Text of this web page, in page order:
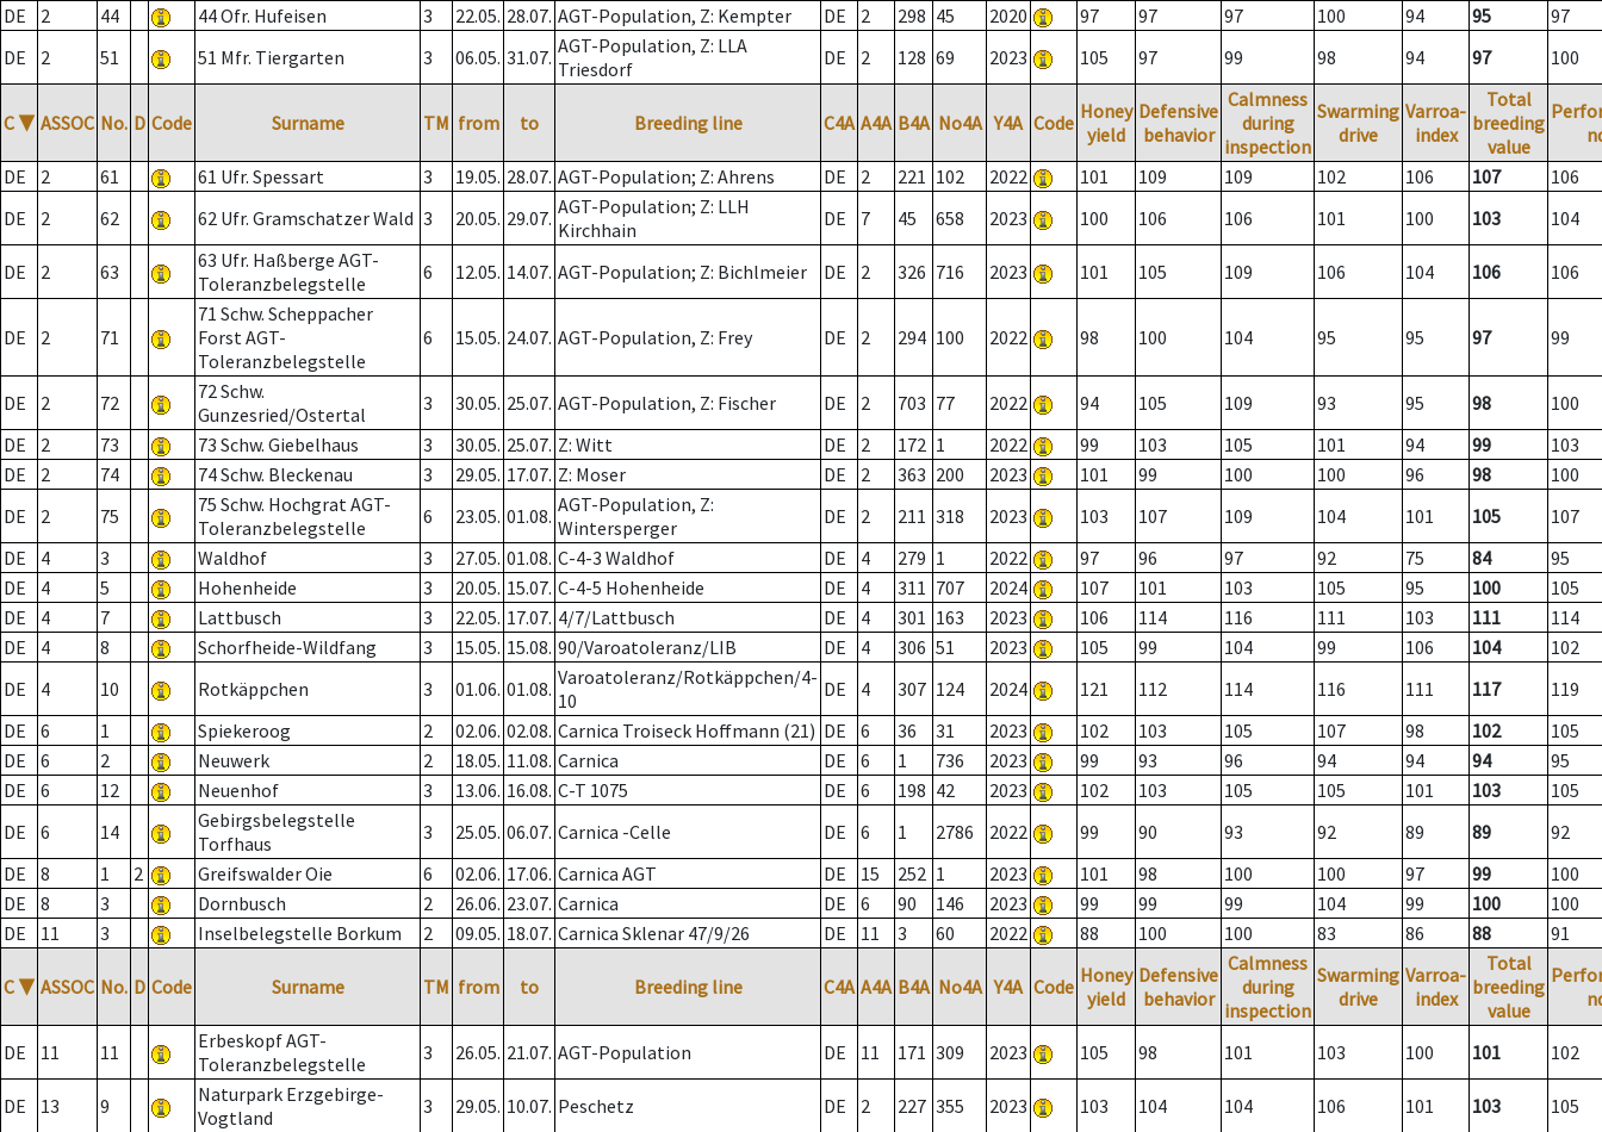
DE
2 44 44 Ofr. Hufeisen 3 22.05. 28.07. AGT-Population, Z: Kempter DE 2 298 45 2020 97 97 97 100 94 95
97
DE
2 51 51 Mfr. Tiergarten 3 06.05. 31.07. AGT-Population, Z: LLA
Triesdorf
DE 2 128 69 2023 105 97 99 98 94 97 100
C ▼ ASSOC No. D Code Surname TM from to Breeding line C4A A4A B4A No4A Y4A Code Honey
yield
Defensive
behavior
Calmness
during
inspection
Swarming
drive
Varroa-
index
Total
breeding
value
DE
2 61 61 Ufr. Spessart 3 19.05. 28.07. AGT-Population; Z: Ahrens DE 2 221 102 2022 101 109 109 102 106 107
106
DE
2 62 62 Ufr. Gramschatzer Wald 3 20.05. 29.07. AGT-Population; Z: LLH
Kirchhain
DE 7 45 658 2023 100 106 106 101 100 103 104
DE 2 63
63 Ufr. Haßberge AGT-
Toleranzbelegstelle
6 12.05. 14.07. AGT-Population; Z: Bichlmeier DE 2 326 716 2023 101 105 109 106 104 106 106
DE 2 71
71 Schw. Scheppacher
Forst AGT-
Toleranzbelegstelle
6 15.05. 24.07. AGT-Population, Z: Frey DE 2 294 100 2022 98 100 104 95 95 97 99
DE 2 72
72 Schw.
Gunzesried/Ostertal
3 30.05. 25.07. AGT-Population, Z: Fischer DE 2 703 77 2022 94 105 109 93 95 98
100
DE
2 73 73 Schw. Giebelhaus 3 30.05. 25.07. Z: Witt DE 2 172 1 2022 99 103 105 101 94 99
103
DE
2 74 74 Schw. Bleckenau 3 29.05. 17.07. Z: Moser DE 2 363 200 2023 101 99 100 100 96 98
100
DE
2 75
75 Schw. Hochgrat AGT-
Toleranzbelegstelle
6 23.05. 01.08. AGT-Population, Z:
Wintersperger
DE 2 211 318 2023 103 107 109 104 101 105
107
DE
4 3 Waldhof 3 27.05. 01.08. C-4-3 Waldhof DE 4 279 1 2022 97 96 97 92 75 84
95
DE
4 5 Hohenheide 3 20.05. 15.07. C-4-5 Hohenheide DE 4 311 707 2024 107 101 103 105 95 100
105
DE
4 7 Lattbusch 3 22.05. 17.07. 4/7/Lattbusch DE 4 301 163 2023 106 114 116 111 103 111
114
DE
4 8 Schorfheide-Wildfang 3 15.05. 15.08. 90/Varoatoleranz/LIB DE 4 306 51 2023 105 99 104 99 106 104
102
DE
4 10 Rotkäppchen 3 01.06. 01.08. Varoatoleranz/Rotkäppchen/4-
10
DE 4 307 124 2024 121 112 114 116 111 117
119
DE
6 1 Spiekeroog 2 02.06. 02.08. Carnica Troiseck Hoffmann (21) DE 6 36 31 2023 102 103 105 107 98 102
105
DE
6 2 Neuwerk 2 18.05. 11.08. Carnica DE 6 1 736 2023 99 93 96 94 94 94
95
DE
6 12 Neuenhof 3 13.06. 16.08. C-T 1075 DE 6 198 42 2023 102 103 105 105 101 103
105
DE
6 14
Gebirgsbelegstelle
Torfhaus
3 25.05. 06.07. Carnica -Celle DE 6 1 2786 2022 99 90 93 92 89 89
92
DE
8 1 2 Greifswalder Oie 6 02.06. 17.06. Carnica AGT DE 15 252 1 2023 101 98 100 100 97 99
100
DE
8 3 Dornbusch 2 26.06. 23.07. Carnica DE 6 90 146 2023 99 99 99 104 99 100
100
DE
11 3 Inselbelegstelle Borkum 2 09.05. 18.07. Carnica Sklenar 47/9/26 DE 11 3 60 2022 88 100 100 83 86 88 91
C ▼ ASSOC No. D Code Surname TM from to Breeding line C4A A4A B4A No4A Y4A Code Honey
yield
Defensive
behavior
Calmness
during
inspection
Swarming
drive
Varroa-
index
Total
breeding
value
DE 11 11
Erbeskopf AGT-
Toleranzbelegstelle
3 26.05. 21.07. AGT-Population DE 11 171 309 2023 105 98 101 103 100 101 102
DE 13 9
Naturpark Erzgebirge-
Vogtland
3 29.05. 10.07. Peschetz DE 2 227 355 2023 103 104 104 106 101 103
105